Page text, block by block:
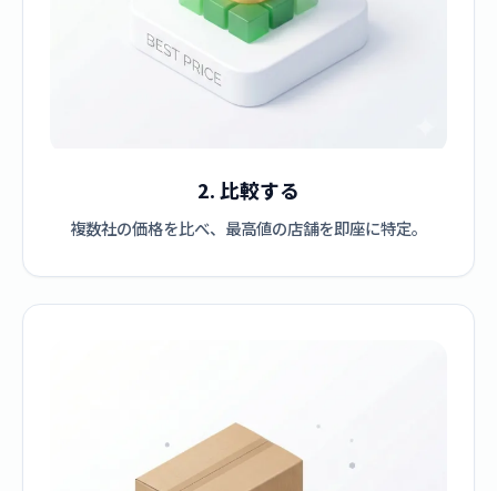
2. 比較する
複数社の価格を比べ、最高値の店舗を即座に特定。